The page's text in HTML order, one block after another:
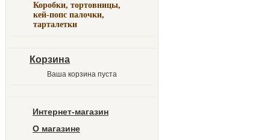
Коробки, тортовницы,
кей-попс палочки,
тарталетки
Корзина
Ваша корзина пуста
Интернет-магазин
О магазине